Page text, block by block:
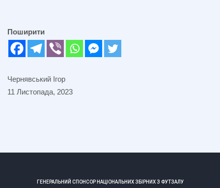
Поширити
Чернявський Ігор
11 Листопада, 2023
ГЕНЕРАЛЬНИЙ СПОНСОР НАЦІОНАЛЬНИХ ЗБІРНИХ З ФУТЗАЛУ